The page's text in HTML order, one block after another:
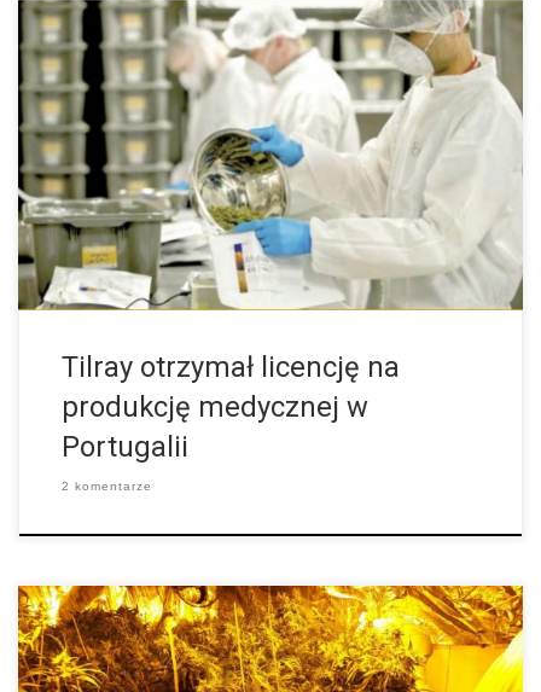
Firma Tilray to wiodące na całym świecie przedsiębiorstwo w
branży konopnej pochodzące z Kanady. Właśnie otrzymało ono
licencję na import i hodowlę medycznej marihuany w Portugalii.
Jak można przeczytać na […]
Tilray otrzymał licencję na
produkcję medycznej w
Portugalii
2 komentarze